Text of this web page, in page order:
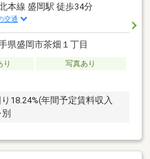
本線 盛岡駅 徒歩34分
交通
県盛岡市茶畑１丁目
り
写真あり
18.24%(年間予定賃料収入